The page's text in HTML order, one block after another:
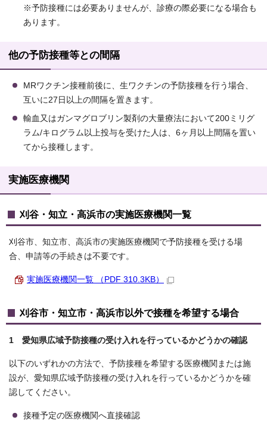
※予防接種には必要ありませんが、診療の際必要になる場合も
あります。
他の予防接種等との間隔
MRワクチン接種前後に、生ワクチンの予防接種を行う場合、
互いに27日以上の間隔を置きます。
輸血又はガンマグロブリン製剤の大量療法において200ミリグ
ラム/キログラム以上投与を受けた人は、6ヶ月以上間隔を置い
てから接種します。
実施医療機関
刈谷・知立・高浜市の実施医療機関一覧
刈谷市、知立市、高浜市の実施医療機関で予防接種を受ける場
合、申請等の手続きは不要です。
実施医療機関一覧 （PDF 310.3KB）
刈谷市・知立市・高浜市以外で接種を希望する場合
1 愛知県広域予防接種の受け入れを行っているかどうかの確認
以下のいずれかの方法で、予防接種を希望する医療機関または施
設が、愛知県広域予防接種の受け入れを行っているかどうかを確
認してください。
接種予定の医療機関へ直接確認